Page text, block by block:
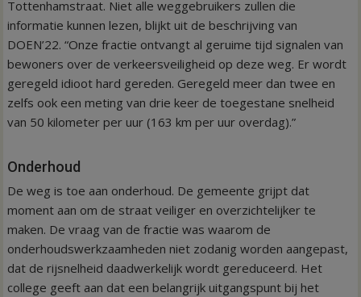
Tottenhamstraat. Niet alle weggebruikers zullen die
informatie kunnen lezen, blijkt uit de beschrijving van
DOEN’22. “Onze fractie ontvangt al geruime tijd signalen van
bewoners over de verkeersveiligheid op deze weg. Er wordt
geregeld idioot hard gereden. Geregeld meer dan twee en
zelfs ook een meting van drie keer de toegestane snelheid
van 50 kilometer per uur (163 km per uur overdag).”
Onderhoud
De weg is toe aan onderhoud. De gemeente grijpt dat
moment aan om de straat veiliger en overzichtelijker te
maken. De vraag van de fractie was waarom de
onderhoudswerkzaamheden niet zodanig worden aangepast,
dat de rijsnelheid daadwerkelijk wordt gereduceerd. Het
college geeft aan dat een belangrijk uitgangspunt bij het